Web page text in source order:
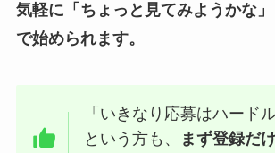
気軽に「ちょっと見てみようかな
で始められます。
「いきなり応募はハード
という方も、
まず登録だ